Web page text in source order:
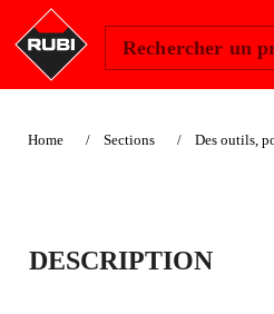
Rechercher un
Home Sections Des outils,
CRAYON DE
DESCRIPTION